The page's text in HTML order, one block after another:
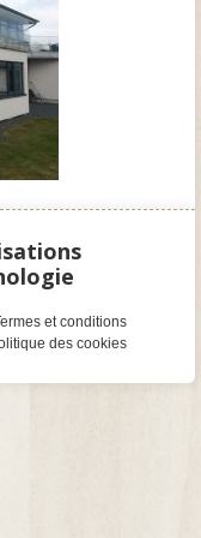
et conditions
des cookies